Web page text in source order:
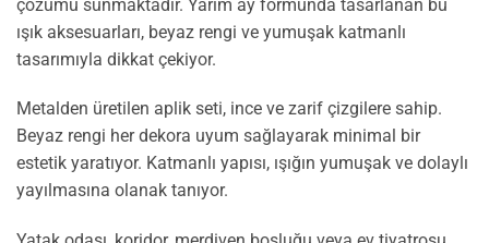
çözümü sunmaktadır. Yarım ay formunda tasarlanan bu
ışık aksesuarları, beyaz rengi ve yumuşak katmanlı
tasarımıyla dikkat çekiyor.
Metalden üretilen aplik seti, ince ve zarif çizgilere sahip.
Beyaz rengi her dekora uyum sağlayarak minimal bir
estetik yaratıyor. Katmanlı yapısı, ışığın yumuşak ve dolaylı
yayılmasına olanak tanıyor.